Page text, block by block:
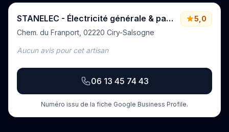
STANELEC - Électricité générale & panneaux photovoltaïque à Soissons, Laon, Compiègne et alentours
Chem. du Franport, 02220 Ciry-Salsogne
5,0
Aucun avis pour cet artisan
06 13 45 74 43
Numéro issu de la fiche Google Business Profile.